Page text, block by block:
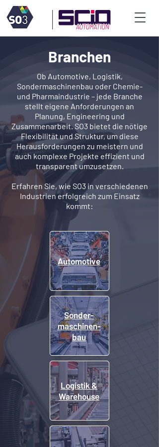
Branchen
Ob Automotive, Logistik,
Sondermaschinenbau oder Chemie-
und Pharmaindustrie – jede Branche
stellt eigene Anforderungen an
Planung, Engineering und
Zusammenarbeit. SO3 bietet die nötige
Flexibilität und Struktur, um diese
Herausforderungen zu meistern und
auch komplexe Projekte effizient und
transparent umzusetzen.
Erfahren Sie, wie SO3 in verschiedenen
Industrien erfolgreich zum Einsatz
kommt:
Automotive
Sonder-
maschinen-
bau
Logistik &
Warehouse